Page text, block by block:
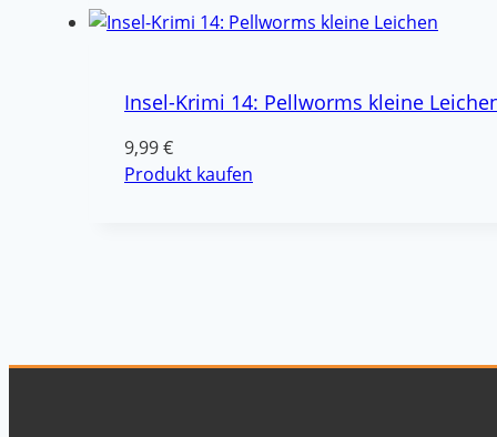
Insel-Krimi 14: Pellworms kleine
9,99€
Produkt kaufen